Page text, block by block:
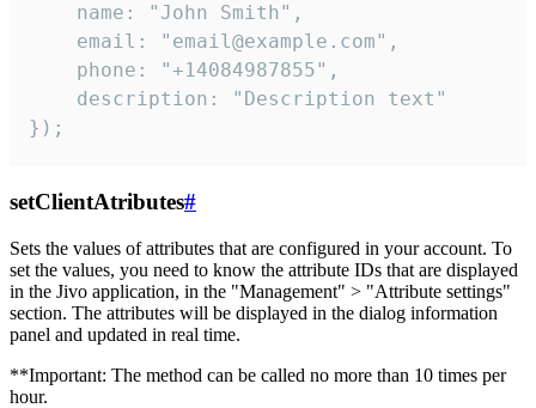
    name: "John Smith",
    email: "email@example.com",
    phone: "+14084987855",
    description: "Description text"
});
setClientAtributes#
Sets the values ​​of attributes that are configured in your account. To
set the values, you need to know the attribute IDs that are displayed
in the Jivo application, in the "Management" > "Attribute settings"
section. The attributes will be displayed in the dialog information
panel and updated in real time.
**Important: The method can be called no more than 10 times per
hour.